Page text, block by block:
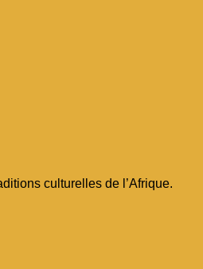
culturelles de l’Afrique.